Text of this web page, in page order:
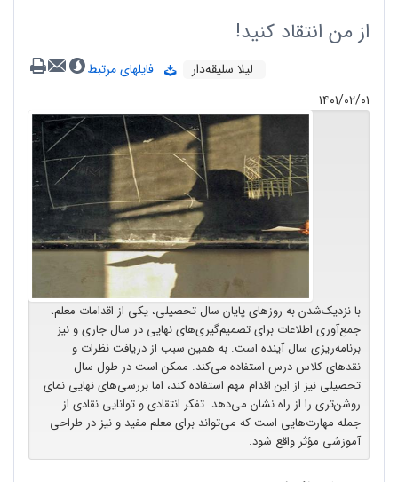
از من انتقاد کنید!
لیلا سلیقه‌‌دار
فایلهای مرتبط
۱۴۰۱/۰۲/۰۱
با نزدیک‌شدن به روزهای پایان سال تحصیلی، یکی از اقدامات معلم،
جمع‌آوری اطلاعات برای تصمیم‌گیری‌های نهایی در سال جاری و نیز
برنامه‌ریزی سال آینده است. به ‌همین‌ سبب از دریافت نظرات و
نقدهای کلاس درس استفاده می‌کند. ممکن است در طول سال
تحصیلی نیز از این اقدام مهم استفاده کند، اما بررسی‌های نهایی نمای
روشن‌تری را از راه نشان می‌دهد. تفکر انتقادی و توانایی نقادی‌ از
جمله مهارت‌هایی است که می‌تواند برای معلم مفید و نیز در طراحی
آموزشی مؤثر واقع شود.